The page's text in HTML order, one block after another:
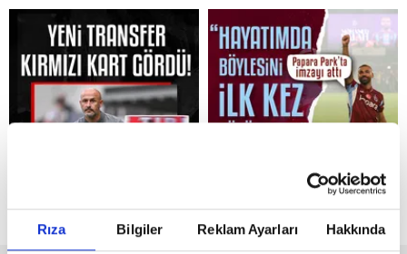
Rıza Bilgiler Reklam Ayarları Hakkında
Reddet